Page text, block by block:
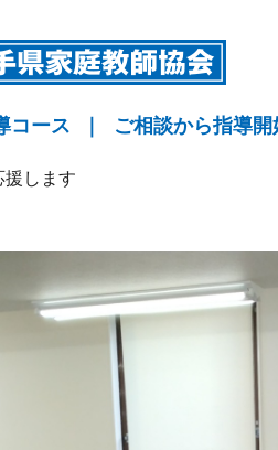
コース
生指導
生指導
生指導予備校
ご相談から指導開
援します